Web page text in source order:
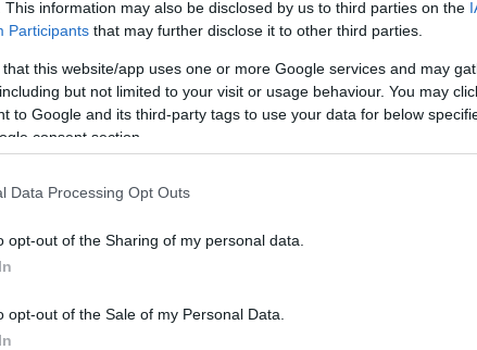
This information may also be disclosed by us to third parties on the
Participants that may further disclose it to other third parties.
that this website/app uses one or more Google services and may
but not limited to your visit or usage behaviour. You may
to Google and its third-party tags to use your data for below
consent section.
Data Processing Opt Outs
opt-out of the Sharing of my personal data.
opt-out of the Sale of my Personal Data.